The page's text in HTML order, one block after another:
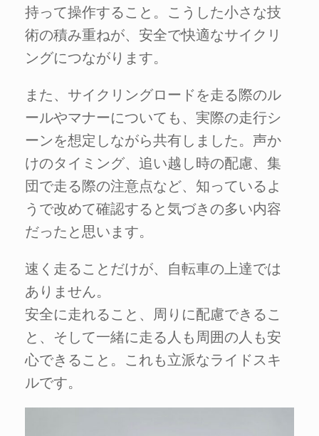
持って操作すること。こうした小さな技
術の積み重ねが、安全で快適なサイクリ
ングにつながります。
また、サイクリングロードを走る際のル
ールやマナーについても、実際の走行シ
ーンを想定しながら共有しました。声か
けのタイミング、追い越し時の配慮、集
団で走る際の注意点など、知っているよ
うで改めて確認すると気づきの多い内容
だったと思います。
速く走ることだけが、自転車の上達では
ありません。
安全に走れること、周りに配慮できるこ
と、そして一緒に走る人も周囲の人も安
心できること。これも立派なライドスキ
ルです。